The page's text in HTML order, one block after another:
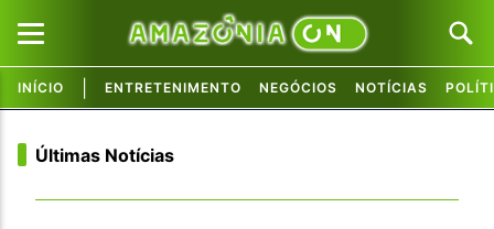
INÍCIO ENTRETENIMENTO NEGÓCIOS NOTÍCIAS
Últimas Notícias